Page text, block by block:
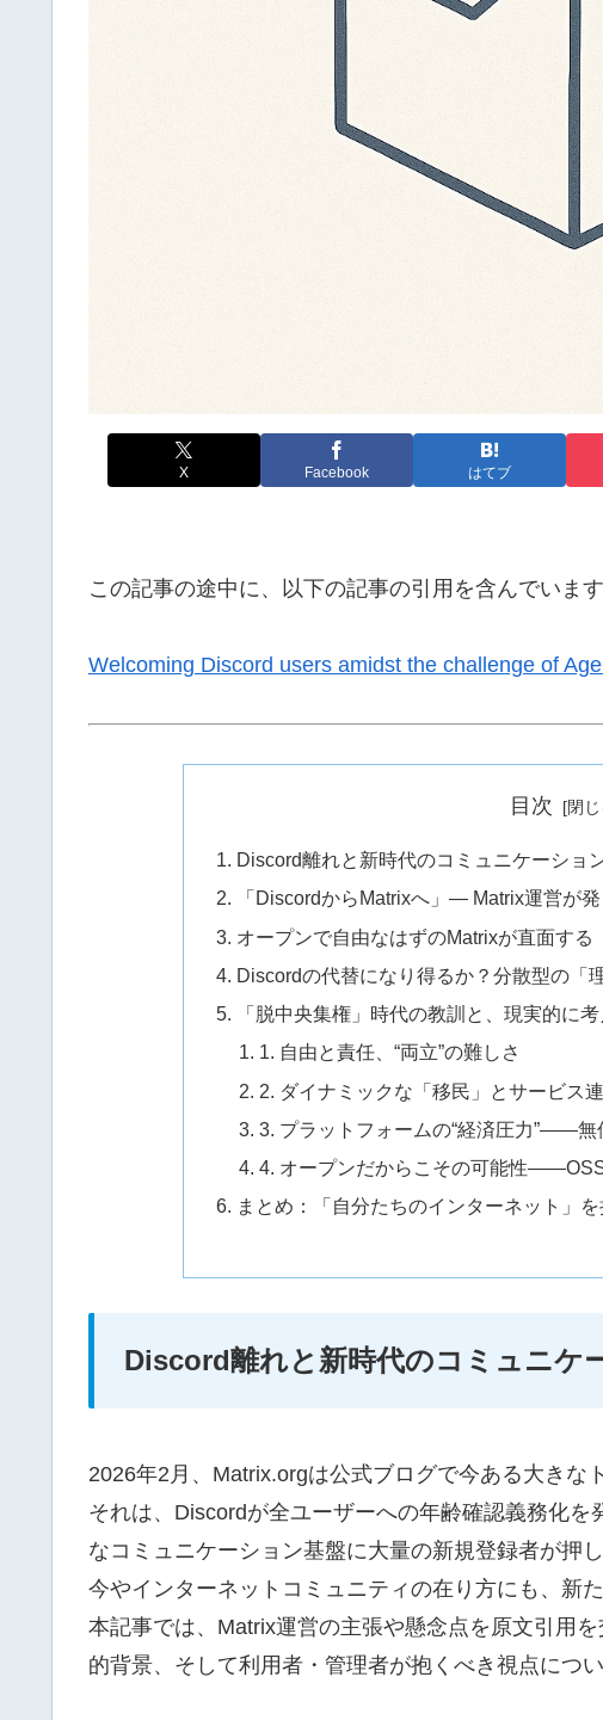
X Facebook はてブ
この記事の途中に、以下の記事の引用を含んでいます
Welcoming Discord users amidst the challenge of
目次
Discord離れと新時代のコミュニケーショ
「DiscordからMatrixへ」— Matrix運営が
オープンで自由なはずのMatrixが直面する
Discordの代替になり得るか？分散型の「
「脱中央集権」時代の教訓と、現実的に
1. 自由と責任、“両立”の難しさ
2. ダイナミックな「移民」とサービス
3. プラットフォームの“経済圧力”——無
4. オープンだからこその可能性
まとめ：「自分たちのインターネット」
Discord離れと新時代のコミュニケ
2026年2月、Matrix.orgは公式ブログで今ある大きな
それは、Discordが全ユーザーへの年齢確認義務化
なコミュニケーション基盤に大量の新規登録者が押
今やインターネットコミュニティの在り方にも、新
本記事では、Matrix運営の主張や懸念点を原文引用
的背景、そして利用者・管理者が抱くべき視点につ